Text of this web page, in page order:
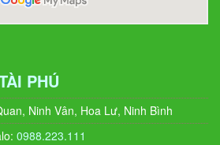
PHÚ
Ninh Vân, Hoa Lư, Ninh Bình
0988.223.111